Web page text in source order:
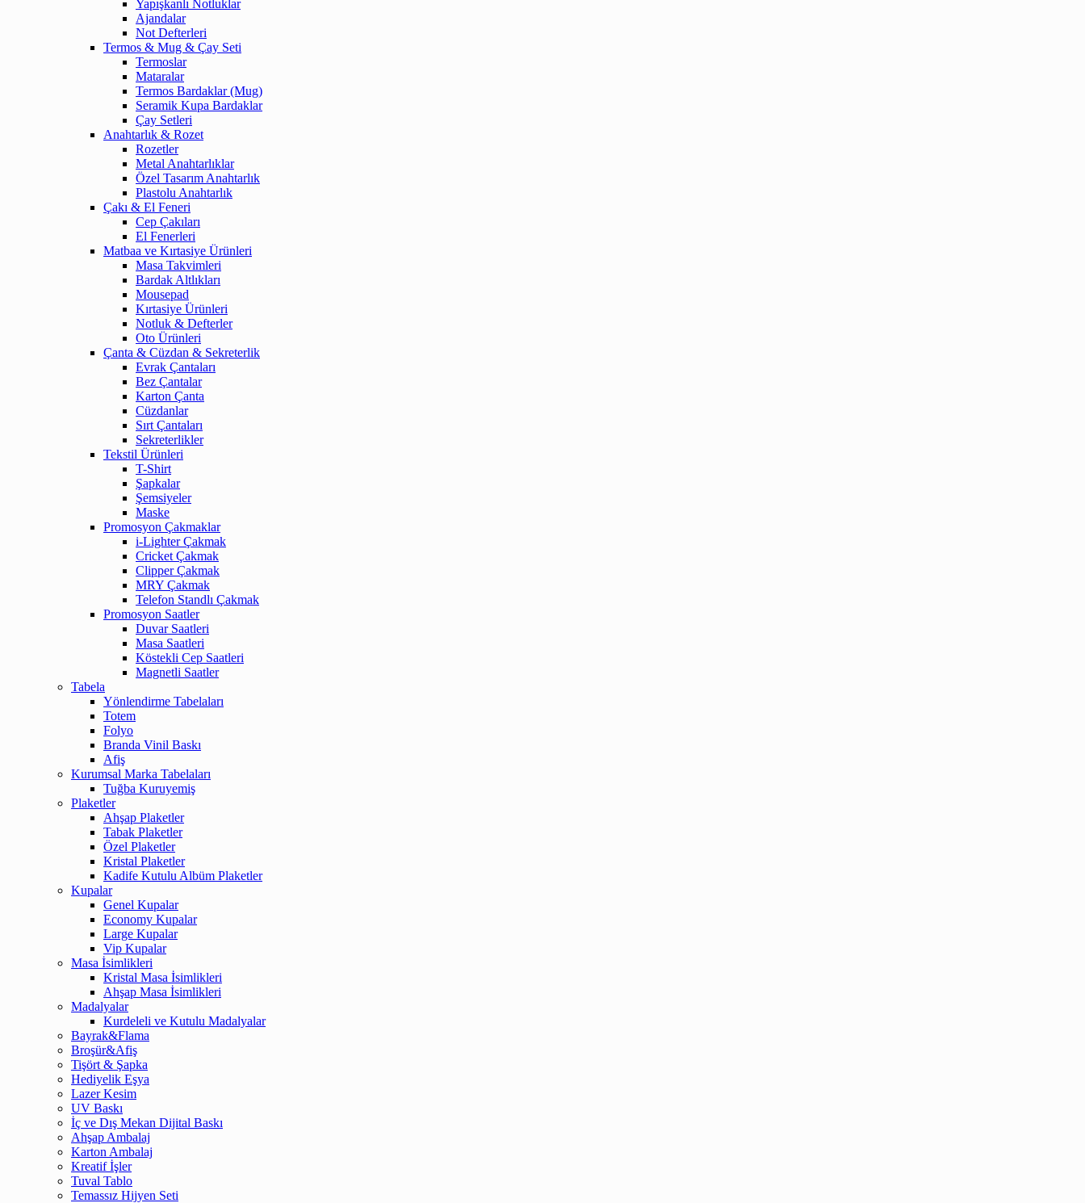
Yapışkanlı Notluklar
Ajandalar
Not Defterleri
Termos & Mug & Çay Seti
Termoslar
Mataralar
Termos Bardaklar (Mug)
Seramik Kupa Bardaklar
Çay Setleri
Anahtarlık & Rozet
Rozetler
Metal Anahtarlıklar
Özel Tasarım Anahtarlık
Plastolu Anahtarlık
Çakı & El Feneri
Cep Çakıları
El Fenerleri
Matbaa ve Kırtasiye Ürünleri
Masa Takvimleri
Bardak Altlıkları
Mousepad
Kırtasiye Ürünleri
Notluk & Defterler
Oto Ürünleri
Çanta & Cüzdan & Sekreterlik
Evrak Çantaları
Bez Çantalar
Karton Çanta
Cüzdanlar
Sırt Çantaları
Sekreterlikler
Tekstil Ürünleri
T-Shirt
Şapkalar
Şemsiyeler
Maske
Promosyon Çakmaklar
i-Lighter Çakmak
Cricket Çakmak
Clipper Çakmak
MRY Çakmak
Telefon Standlı Çakmak
Promosyon Saatler
Duvar Saatleri
Masa Saatleri
Köstekli Cep Saatleri
Magnetli Saatler
Tabela
Yönlendirme Tabelaları
Totem
Folyo
Branda Vinil Baskı
Afiş
Kurumsal Marka Tabelaları
Tuğba Kuruyemiş
Plaketler
Ahşap Plaketler
Tabak Plaketler
Özel Plaketler
Kristal Plaketler
Kadife Kutulu Albüm Plaketler
Kupalar
Genel Kupalar
Economy Kupalar
Large Kupalar
Vip Kupalar
Masa İsimlikleri
Kristal Masa İsimlikleri
Ahşap Masa İsimlikleri
Madalyalar
Kurdeleli ve Kutulu Madalyalar
Bayrak&Flama
Broşür&Afiş
Tişört & Şapka
Hediyelik Eşya
Lazer Kesim
UV Baskı
İç ve Dış Mekan Dijital Baskı
Ahşap Ambalaj
Karton Ambalaj
Kreatif İşler
Tuval Tablo
Temassız Hijyen Seti